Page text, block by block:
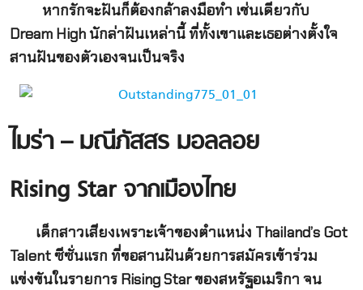
หากรักจะฝันก็ต้องกล้าลงมือทำ เช่นเดียวกับ
Dream High นักล่าฝันเหล่านี้ ที่ทั้งเขาและเธอต่างตั้งใจ
สานฝันของตัวเองจนเป็นจริง
ไมร่า – มณีภัสสร มอลลอย
Rising Starจากเมืองไทย
เด็กสาวเสียงเพราะเจ้าของตำแหน่ง Thailand’s Got
Talent ซีซั่นแรก ที่ขอสานฝันด้วยการสมัครเข้าร่วม
แข่งขันในรายการ Rising Star ของสหรัฐอเมริกา จน